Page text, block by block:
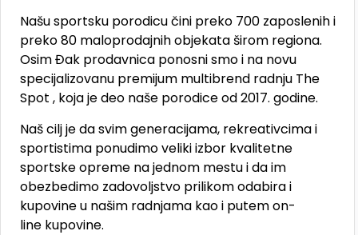
Našu sportsku porodicu čini preko 700 zaposlenih i
preko 80 maloprodajnih objekata širom regiona.
Osim Đak prodavnica ponosni smo i na novu
specijalizovanu premijum multibrend radnju The
Spot , koja je deo naše porodice od 2017. godine.
Naš cilj je da svim generacijama, rekreativcima i
sportistima ponudimo veliki izbor kvalitetne
sportske opreme na jednom mestu i da im
obezbedimo zadovoljstvo prilikom odabira i
kupovine u našim radnjama kao i putem on-
line kupovine.